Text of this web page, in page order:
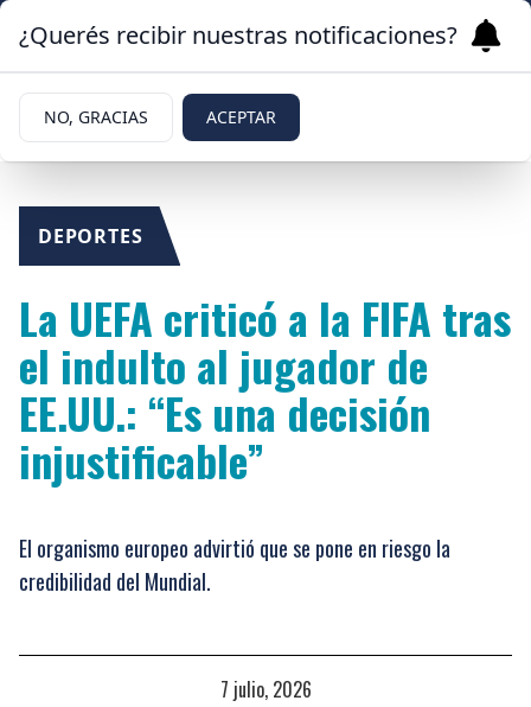
DEPORTES
La UEFA criticó a la FIFA tras
el indulto al jugador de
EE.UU.: “Es una decisión
injustificable”
El organismo europeo advirtió que se pone en riesgo la
credibilidad del Mundial.
7 julio, 2026
¿Querés recibir nuestras notificaciones?
NO, GRACIAS ACEPTAR